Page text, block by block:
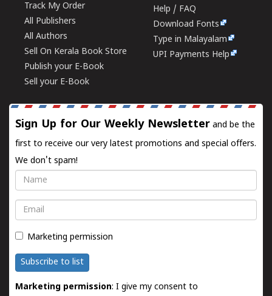
Track My Order
All Publishers
All Authors
Sell On Kerala Book Store
Publish your E-Book
Sell your E-Book
Help / FAQ
Download Fonts
Type in Malayalam
UPI Payments Help
Sign Up for Our Weekly Newsletter and be the
first to receive our very latest promotions and special offers.
We don't spam!
Name
Email
Marketing permission
Subscribe to list
Marketing permission: I give my consent to